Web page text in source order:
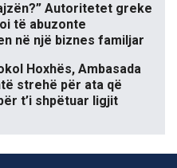
Autoritetet greke
të abuzonte
në një biznes familjar
Hoxhës, Ambasada
strehë për ata që
t’i shpëtuar ligjit